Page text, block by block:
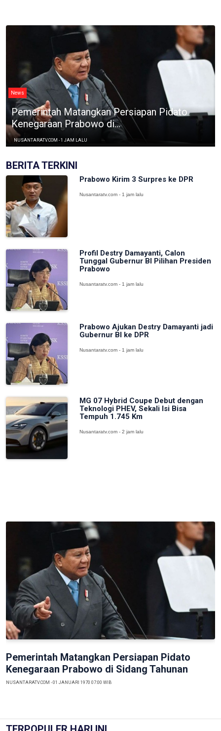
News
Pemerintah Matangkan Persiapan Pidato
Kenegaraan Prabowo di...
NUSANTARATV.COM - 1 JAM LALU
BERITA TERKINI
Prabowo Kirim 3 Surpres ke DPR
Nusantaratv.com - 1 jam lalu
Profil Destry Damayanti, Calon
Tunggal Gubernur BI Pilihan Presiden
Prabowo
Nusantaratv.com - 1 jam lalu
Prabowo Ajukan Destry Damayanti jadi
Gubernur BI ke DPR
Nusantaratv.com - 1 jam lalu
MG 07 Hybrid Coupe Debut dengan
Teknologi PHEV, Sekali Isi Bisa
Tempuh 1.745 Km
Nusantaratv.com - 2 jam lalu
Pemerintah Matangkan Persiapan Pidato
Kenegaraan Prabowo di Sidang Tahunan
NUSANTARATV.COM - 01 JANUARI 1970 07:00 WIB
Previous Next